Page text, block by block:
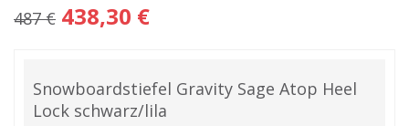
487 € 438,30 €
Snowboardstiefel Gravity Sage Atop Heel
Lock schwarz/lila